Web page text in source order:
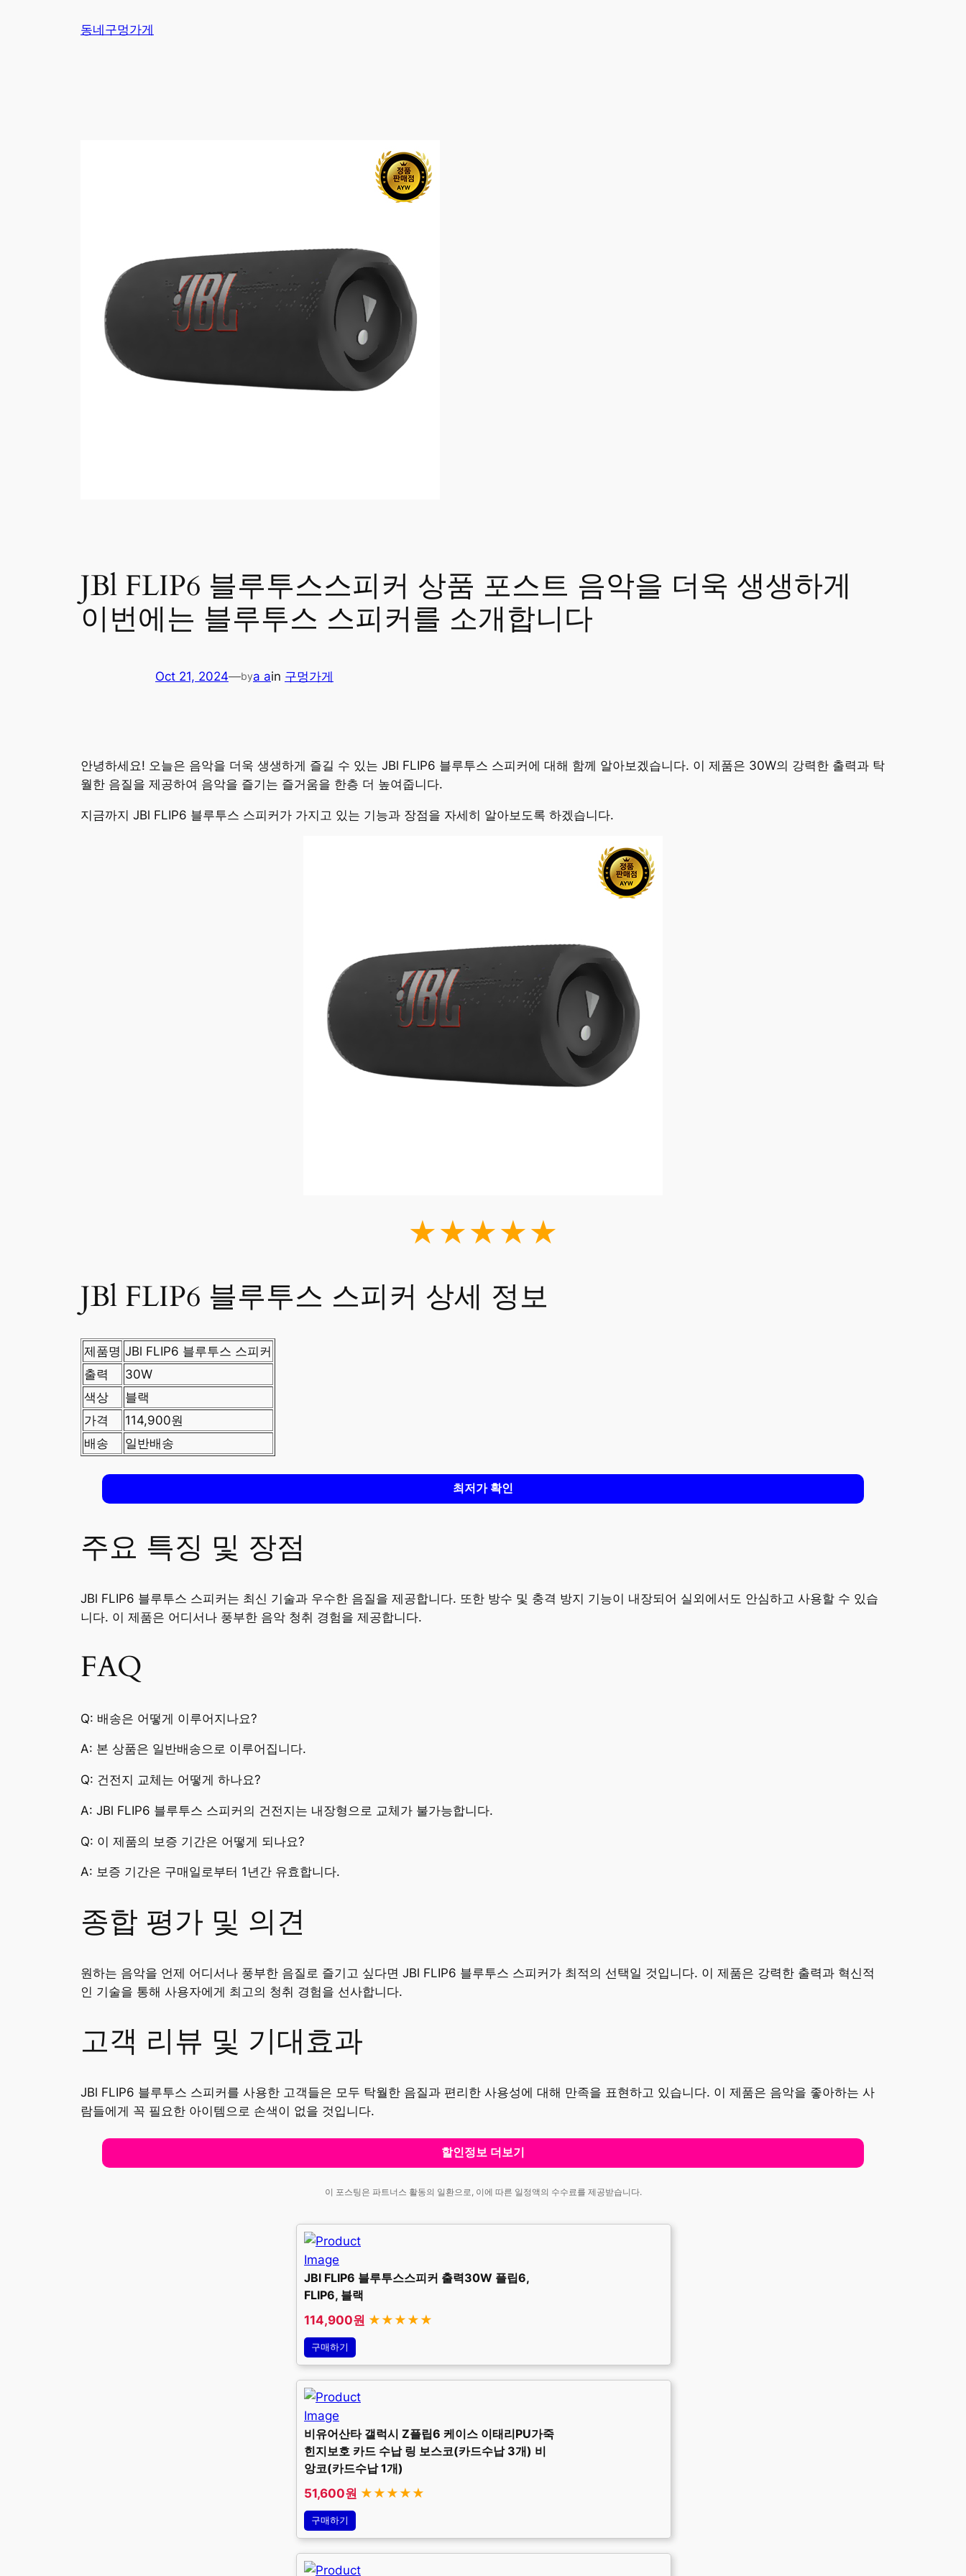
동네구멍가게
JBl FLIP6 블루투스스피커 상품 포스트 음악을 더욱 생생하게
이번에는 블루투스 스피커를 소개합니다
Oct 21, 2024—bya ain 구멍가게
안녕하세요! 오늘은 음악을 더욱 생생하게 즐길 수 있는 JBl FLIP6 블루투스 스피커에 대해 함께 알아보겠습니다. 이 제품은 30W의 강력한 출력과 탁
월한 음질을 제공하여 음악을 즐기는 즐거움을 한층 더 높여줍니다.
지금까지 JBl FLIP6 블루투스 스피커가 가지고 있는 기능과 장점을 자세히 알아보도록 하겠습니다.
★★★★★
JBl FLIP6 블루투스 스피커 상세 정보
제품명 JBl FLIP6 블루투스 스피커
출력
30W
색상
블랙
가격
114,900원
배송
일반배송
최저가 확인
주요 특징 및 장점
JBl FLIP6 블루투스 스피커는 최신 기술과 우수한 음질을 제공합니다. 또한 방수 및 충격 방지 기능이 내장되어 실외에서도 안심하고 사용할 수 있습
니다. 이 제품은 어디서나 풍부한 음악 청취 경험을 제공합니다.
FAQ
Q: 배송은 어떻게 이루어지나요?
A: 본 상품은 일반배송으로 이루어집니다.
Q: 건전지 교체는 어떻게 하나요?
A: JBl FLIP6 블루투스 스피커의 건전지는 내장형으로 교체가 불가능합니다.
Q: 이 제품의 보증 기간은 어떻게 되나요?
A: 보증 기간은 구매일로부터 1년간 유효합니다.
종합 평가 및 의견
원하는 음악을 언제 어디서나 풍부한 음질로 즐기고 싶다면 JBl FLIP6 블루투스 스피커가 최적의 선택일 것입니다. 이 제품은 강력한 출력과 혁신적
인 기술을 통해 사용자에게 최고의 청취 경험을 선사합니다.
고객 리뷰 및 기대효과
JBl FLIP6 블루투스 스피커를 사용한 고객들은 모두 탁월한 음질과 편리한 사용성에 대해 만족을 표현하고 있습니다. 이 제품은 음악을 좋아하는 사
람들에게 꼭 필요한 아이템으로 손색이 없을 것입니다.
할인정보 더보기
이 포스팅은 파트너스 활동의 일환으로, 이에 따른 일정액의 수수료를 제공받습니다.
JBl FLIP6 블루투스스피커 출력30W 플립6,
FLIP6, 블랙
114,900원 ★★★★★
구매하기
비유어산타 갤럭시 Z플립6 케이스 이태리PU가죽
힌지보호 카드 수납 링 보스코(카드수납 3개) 비
앙코(카드수납 1개)
51,600원 ★★★★★
구매하기